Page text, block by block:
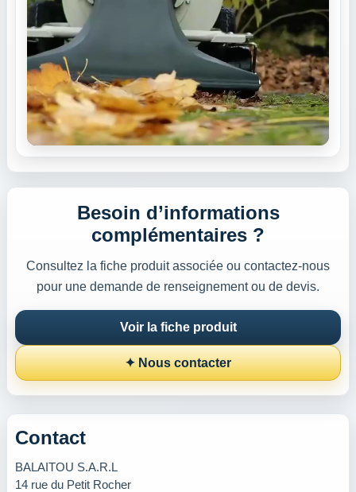
Besoin d’informations
complémentaires ?
Consultez la fiche produit associée ou contactez-nous
pour une demande de renseignement ou de devis.
Voir la fiche produit
✦ Nous contacter
Contact
BALAITOU S.A.R.L
14 rue du Petit Rocher